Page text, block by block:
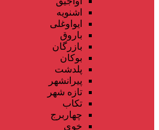
اشنویه
ایواوغلی
باروق
بازرگان
بوکان
پلدشت
پیرانشهر
تازه شهر
تکاب
چهاربرج
خوی